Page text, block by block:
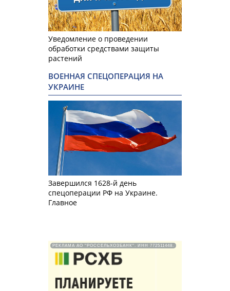
Уведомление о проведении
обработки средствами защиты
растений
ВОЕННАЯ СПЕЦОПЕРАЦИЯ НА
УКРАИНЕ
Завершился 1628-й день
спецоперации РФ на Украине.
Главное
РЕКЛАМА АО "РОССЕЛЬХОЗБАНК". ИНН 772511448.